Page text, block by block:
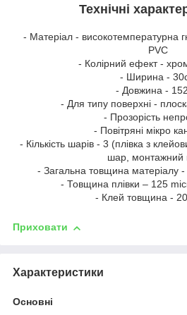
Технічні
- Матеріал - високотемпературна
PVC
- Колірний ефект -
- Ширина -
- Довжина -
- Для типу поверхні -
- Прозорість
- Повітряні мікро
- Кількість шарів - 3 (плівка з
шар, монтажний
- Загальна товщина матеріалу
- Товщина плівки – 125
- Клей товщина -
Приховати
Характеристики
Основні